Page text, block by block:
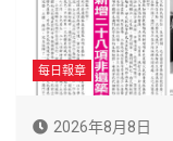
每日報章
2026年8月8日